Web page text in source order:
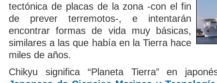
tectónica de placas de la zona -con el fin
de prever terremotos-, e intentarán
encontrar formas de vida muy básicas,
similares a las que había en la Tierra hace
miles de años.
Chikyu significa “Planeta Tierra” en